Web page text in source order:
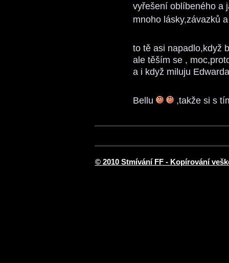
vyřešení oblíbeného a
mnoho lásky,závazků
to tě asi napadlo,když
ale těším se ,
a i když miluju
Bellu ,takže si s
© 2010 Stmívání FF - Kopírování